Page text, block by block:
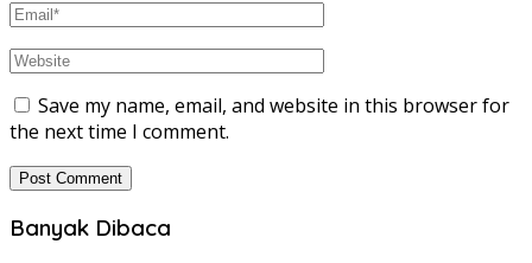
Save my name, email, and website in this browser for
the next time I comment.
Banyak Dibaca